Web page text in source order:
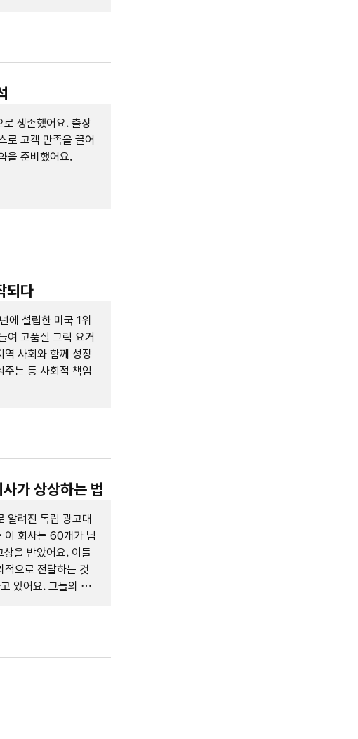
생존했어요. 출장
로 고객 만족을 끌어
을 준비했어요.
되다
에 설립한 미국 1위
여 고품질 그릭 요거
역 사회와 함께 성장
주는 등 사회적 책임
가 상상하는 법
알려진 독립 광고대
이 회사는 60개가 넘
을 받았어요. 이들
적으로 전달하는 것
있어요. 그들의 이